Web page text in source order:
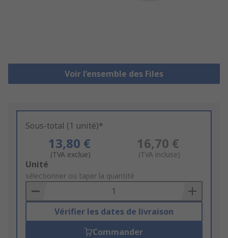
Voir l’ensemble des Files
Sous-total (1 unité)*
13,80 €
(TVA exclue)
16,70 €
(TVA incluse)
Add
to
Basket
Unité
sélectionner ou taper la quantité
Vérifier les dates de livraison
Commander